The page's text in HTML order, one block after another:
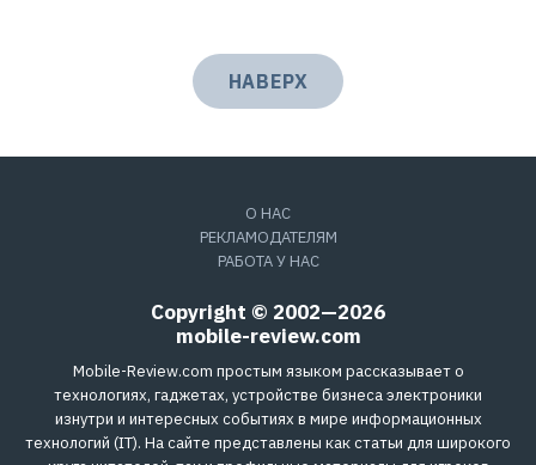
НАВЕРХ
О НАС
РЕКЛАМОДАТЕЛЯМ
РАБОТА У НАС
Copyright © 2002—2026
mobile-review.com
Mobile-Review.com простым языком рассказывает о
технологиях, гаджетах, устройстве бизнеса электроники
изнутри и интересных событиях в мире информационных
технологий (IT). На сайте представлены как статьи для широкого